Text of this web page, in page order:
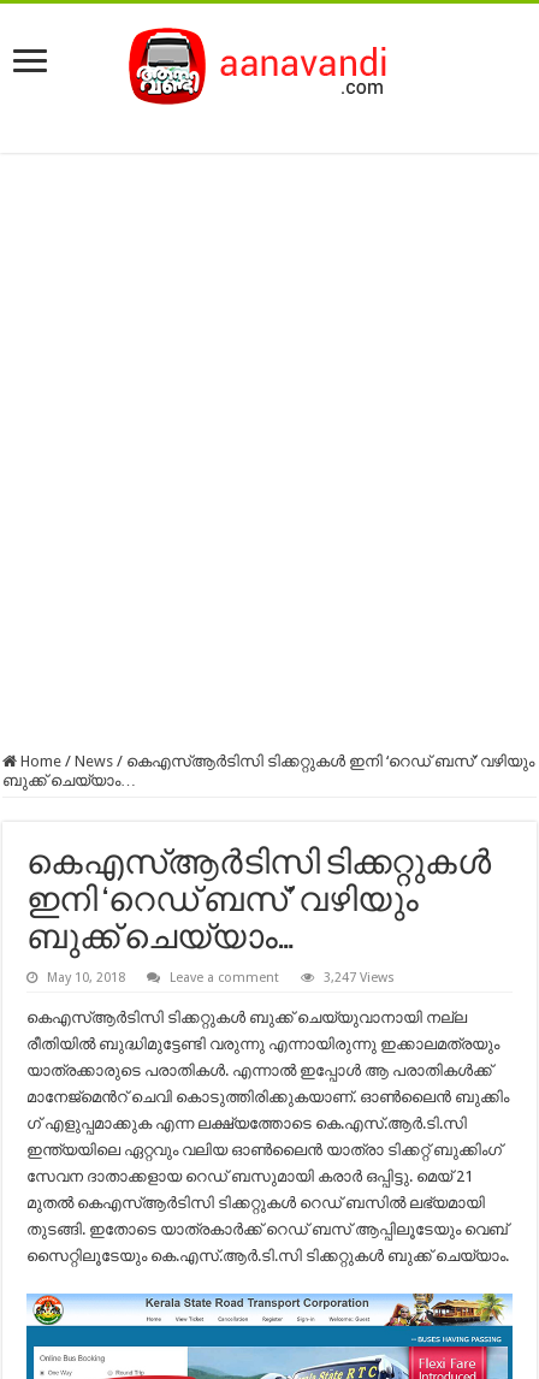
Home / News / കെഎസ്ആർടിസി ടിക്കറ്റുകൾ ഇനി ‘റെഡ് ബസ്’ വഴിയും
ബുക്ക് ചെയ്യാം…
കെഎസ്ആർടിസി ടിക്കറ്റുകൾ
ഇനി ‘റെഡ് ബസ്’ വഴിയും
ബുക്ക് ചെയ്യാം…
May 10, 2018 Leave a comment 3,247 Views
കെഎസ്ആര്‍ടിസി ടിക്കറ്റുകള്‍ ബുക്ക് ചെയ്യുവാനായി നല്ല
രീതിയില്‍ ബുദ്ധിമുട്ടേണ്ടി വരുന്നു എന്നായിരുന്നു ഇക്കാലമത്രയും
യാത്രക്കാരുടെ പരാതികള്‍. എന്നാല്‍ ഇപ്പോള്‍ ആ പരാതികള്‍ക്ക്
മാനേജ്മെന്‍റ് ചെവി കൊടുത്തിരിക്കുകയാണ്. ഓൺലൈൻ ബുക്കിം​
ഗ് എളുപ്പമാക്കുക എന്ന ലക്ഷ്യത്തോടെ കെ.എസ്.ആർ.ടി.സി
ഇന്ത്യയിലെ ഏറ്റവും വലിയ ഓൺലൈൻ യാത്രാ ടിക്കറ്റ് ബുക്കിം​ഗ്
സേവന ദാതാക്കളായ റെഡ് ബസുമായി കരാർ ഒപ്പിട്ടു. മെയ് 21
മുതൽ കെഎസ്ആർടിസി ടിക്കറ്റുകൾ റെഡ് ബസിൽ ലഭ്യമായി
തുടങ്ങി. ഇതോടെ യാത്രകാർക്ക് റെഡ് ബസ് ആപ്പിലൂടേയും വെബ്
സൈറ്റിലൂടേയും കെ.എസ്.ആർ.ടി.സി ടിക്കറ്റുകൾ ബുക്ക് ചെയ്യാം.